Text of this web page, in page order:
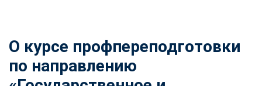
О курсе профпереподготовки
по направлению